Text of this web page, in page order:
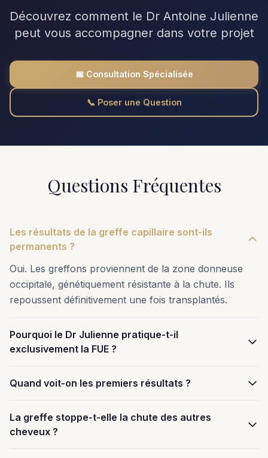
Découvrez comment le Dr Antoine Julienne
peut vous accompagner dans votre projet
📅 Consultation Spécialisée
📞 Poser une Question
Questions Fréquentes
Les résultats de la greffe capillaire sont-ils
permanents ?
Oui. Les greffons proviennent de la zone donneuse
occipitale, génétiquement résistante à la chute. Ils
repoussent définitivement une fois transplantés.
Pourquoi le Dr Julienne pratique-t-il
exclusivement la FUE ?
Quand voit-on les premiers résultats ?
La greffe stoppe-t-elle la chute des autres
cheveux ?